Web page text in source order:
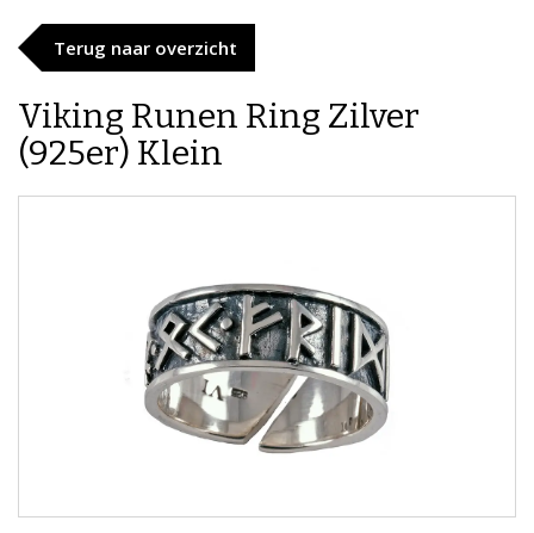
Terug naar overzicht
Viking Runen Ring Zilver
(925er) Klein